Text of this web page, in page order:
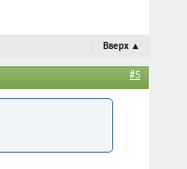
Вверх ▲
#5